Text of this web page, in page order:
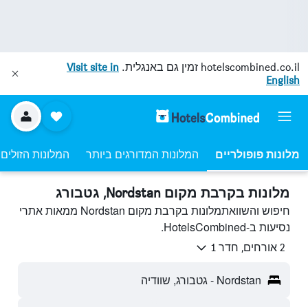
hotelscombined.co.il זמין גם באנגלית. Visit site in
English
מלונות פופולריים המלונות המדורגים ביותר המלונות
מלונות בקרבת מקום Nordstan, גטבורג
חיפוש והשוואתמלונות בקרבת מקום Nordstan ממאות אתרי
נסיעות ב-HotelsCombined.
2 אורחים, חדר 1
Nordstan - גטבורג, שוודיה